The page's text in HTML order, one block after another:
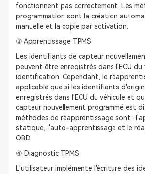
fonctionnent pas correctement. Les
programmation sont la création
manuelle et la copie par activation.
③ Apprentissage TPMS
Les identifiants de capteur
peuvent être enregistrés dans l'ECU du
identification. Cependant, le
applicable que si les identifiants
enregistrés dans l'ECU du véhicule et
capteur nouvellement programmé est
méthodes de réapprentissage sont :
statique, l'auto-apprentissage et le
OBD.
④ Diagnostic TPMS
L'utilisateur implémente l'écriture des